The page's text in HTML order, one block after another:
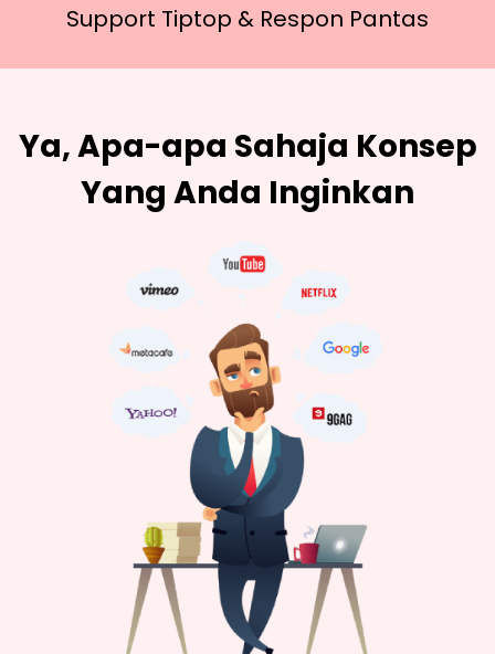
Support Tiptop & Respon Pantas
Ya, Apa-apa Sahaja Konsep
Yang Anda Inginkan